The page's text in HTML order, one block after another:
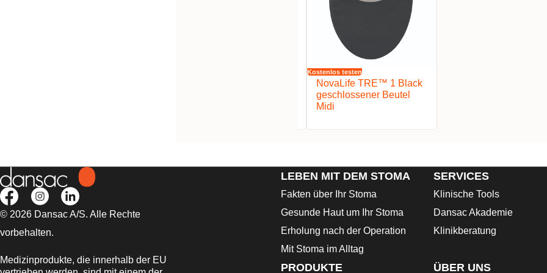
Kostenlos testen
NovaLife TRE™ 1 Black
geschlossener Beutel
Midi
© 2026 Dansac A/S. Alle Rechte
vorbehalten.
Medizinprodukte, die innerhalb der EU
LEBEN MIT DEM STOMA
Fakten über Ihr Stoma
Gesunde Haut um Ihr Stoma
Erholung nach der Operation
Mit Stoma im Alltag
SERVICES
Klinische Tools
Dansac Akademie
Klinikberatung
PRODUKTE ÜBER UNS